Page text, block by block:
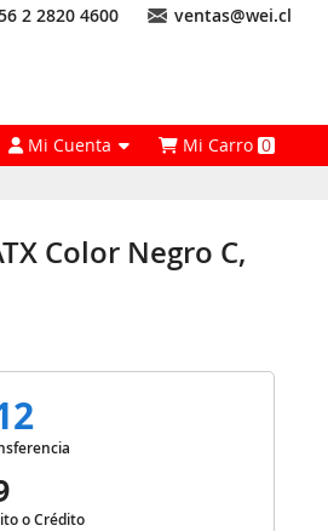
2 2820 4600 ventas@wei.cl
Mi Cuenta Mi Carro0
Color Negro C,
o Crédito